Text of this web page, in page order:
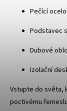
Pečící
Podstavec
Dubové
Izolační
Vstupte do světa,
poctivému